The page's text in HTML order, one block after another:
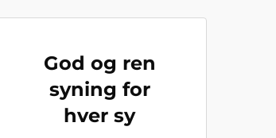
God og ren
syning for
hver sy